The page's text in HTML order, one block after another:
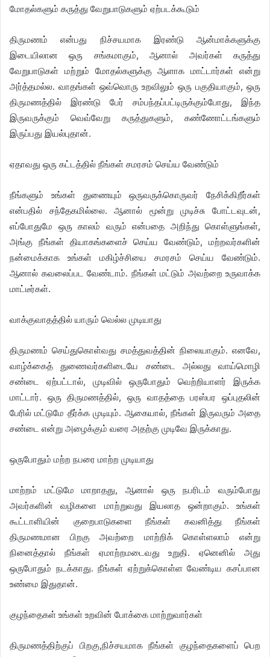
மோதல்களும் கருத்து வேறுபாடுகளும் ஏற்படக்கூடும்
திருமணம் என்பது நிச்சயமாக இரண்டு ஆன்மாக்களுக்கு
இடையிலான ஒரு சங்கமாகும், ஆனால் அவர்கள் கருத்து
வேறுபாடுகள் மற்றும் மோதல்களுக்கு ஆளாக மாட்டார்கள் என்று
அர்த்தமல்ல. வாதங்கள் ஒவ்வொரு உறவிலும் ஒரு பகுதியாகும், ஒரு
திருமணத்தில் இரண்டு பேர் சம்பந்தப்பட்டிருக்கும்போது, இந்த
இருவருக்கும் வெவ்வேறு கருத்துகளும், கண்ணோட்டங்களும்
இருப்பது இயல்புதான்.
ஏதாவது ஒரு கட்டத்தில் நீங்கள் சமரசம் செய்ய வேண்டும்
நீங்களும் உங்கள் துணையும் ஒருவருக்கொருவர் நேசிக்கிறீர்கள்
என்பதில் சந்தேகமில்லை. ஆனால் மூன்று முடிச்சு போட்டவுடன்,
எப்போதுமே ஒரு காலம் வரும் என்பதை அறிந்து கொள்ளுங்கள்,
அங்கு நீங்கள் தியாகங்களைச் செய்ய வேண்டும், மற்றவர்களின்
நன்மைக்காக உங்கள் மகிழ்ச்சியை சமரசம் செய்ய வேண்டும்.
ஆனால் கவலைப்பட வேண்டாம். நீங்கள் மட்டும் அவற்றை உருவாக்க
மாட்டீர்கள்.
வாக்குவாதத்தில் யாரும் வெல்ல முடியாது
திருமணம் செய்துகொள்வது சமத்துவத்தின் நிலையாகும். எனவே,
வாழ்க்கைத் துணைவர்களிடையே சண்டை அல்லது வாய்மொழி
சண்டை ஏற்பட்டால், முடிவில் ஒருபோதும் வெற்றியாளர் இருக்க
மாட்டார். ஒரு திருமணத்தில், ஒரு வாதத்தை பரஸ்பர ஒப்புதலின்
பேரில் மட்டுமே தீர்க்க முடியும். ஆகையால், நீங்கள் இருவரும் அதை
சண்டை என்று அழைக்கும் வரை அதற்கு முடிவே இருக்காது.
ஒருபோதும் மற்ற நபரை மாற்ற முடியாது
மாற்றம் மட்டுமே மாறாதது, ஆனால் ஒரு நபரிடம் வரும்போது
அவர்களின் வழிகளை மாற்றுவது இயலாத ஒன்றாகும். உங்கள்
கூட்டாளியின் குறைபாடுகளை நீங்கள் கவனித்து நீங்கள்
திருமணமான பிறகு அவற்றை மாற்றிக் கொள்ளலாம் என்று
நினைத்தால் நீங்கள் ஏமாற்றமடைவது உறுதி. ஏனெனில் அது
ஒருபோதும் நடக்காது. நீங்கள் ஏற்றுக்கொள்ள வேண்டிய கசப்பான
உண்மை இதுதான்.
குழந்தைகள் உங்கள் உறவின் போக்கை மாற்றுவார்கள்
திருமணத்திற்குப் பிறகு,நிச்சயமாக நீங்கள் குழந்தைகளைப் பெற